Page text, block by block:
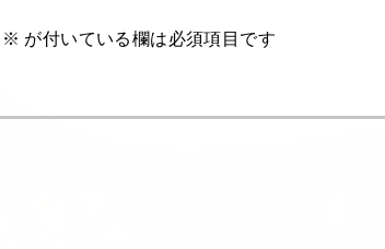
※ が付いている欄は必須項目です